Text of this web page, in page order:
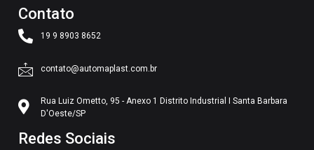
Contato
19 9 8903 8652
contato@automaplast.com.br
Rua Luiz Ometto, 95 - Anexo 1 Distrito Industrial I Santa Barbara
D'Oeste/SP
Redes Sociais